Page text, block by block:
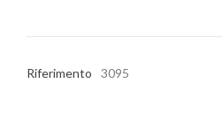
Riferimento 3095